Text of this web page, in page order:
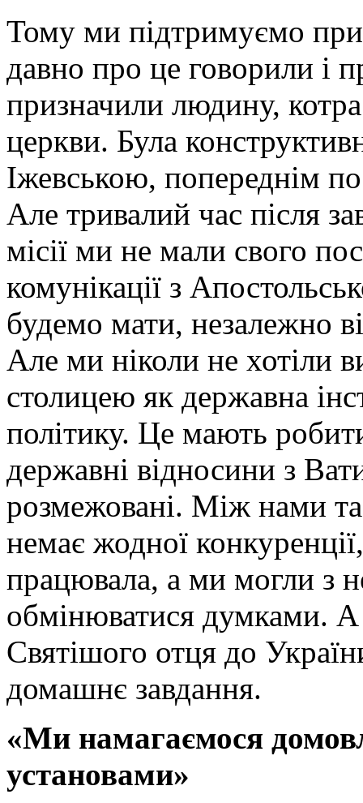
Тому ми підтримуємо
давно про це говорили і
призначили людину,
церкви. Була
Іжевською, попереднім
Але тривалий час після
місії ми не мали свого
комунікації з
будемо мати, незалежно
Але ми ніколи не хотіли
столицею як державна
політику. Це мають
державні відносини з
розмежовані. Між нами
немає жодної
працювала, а ми могли з
обмінюватися думками. А
Святішого отця до
домашнє завдання.
«Ми намагаємося
установами»